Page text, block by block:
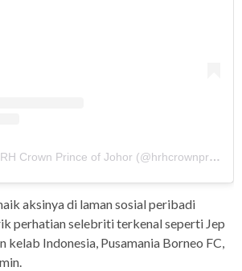
A post shared by HRH Crown Prince of Johor (@hrhcrownprinceofjohor)
aksinya di laman sosial peribadi
perhatian selebriti terkenal seperti Jep
kelab Indonesia, Pusamania Borneo FC,